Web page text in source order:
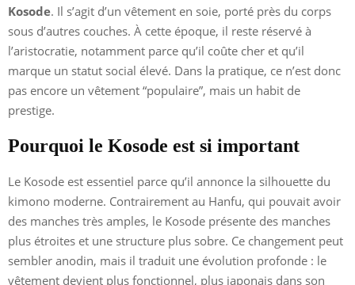
Kosode. Il s’agit d’un vêtement en soie, porté près du corps
sous d’autres couches. À cette époque, il reste réservé à
l’aristocratie, notamment parce qu’il coûte cher et qu’il
marque un statut social élevé. Dans la pratique, ce n’est donc
pas encore un vêtement “populaire”, mais un habit de
prestige.
Pourquoi le Kosode est si important
Le Kosode est essentiel parce qu’il annonce la silhouette du
kimono moderne. Contrairement au Hanfu, qui pouvait avoir
des manches très amples, le Kosode présente des manches
plus étroites et une structure plus sobre. Ce changement peut
sembler anodin, mais il traduit une évolution profonde : le
vêtement devient plus fonctionnel, plus japonais dans son